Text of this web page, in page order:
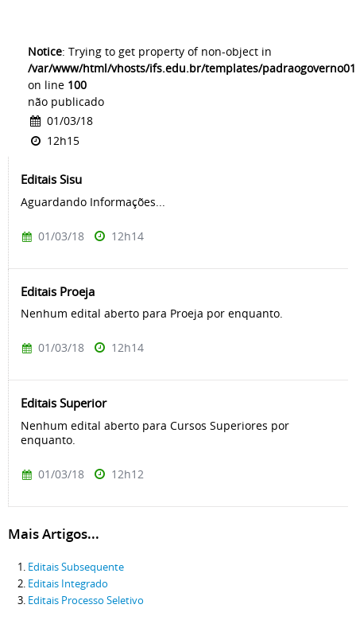
Notice: Trying to get property of non-object in
/var/www/html/vhosts/ifs.edu.br/templates/
on line 100
não publicado
01/03/18
12h15
Editais Sisu
Aguardando Informações...
01/03/18 12h14
Editais Proeja
Nenhum edital aberto para Proeja por enquanto.
01/03/18 12h14
Editais Superior
Nenhum edital aberto para Cursos Superiores por
enquanto.
01/03/18 12h12
Mais Artigos...
Editais Subsequente
Editais Integrado
Editais Processo Seletivo